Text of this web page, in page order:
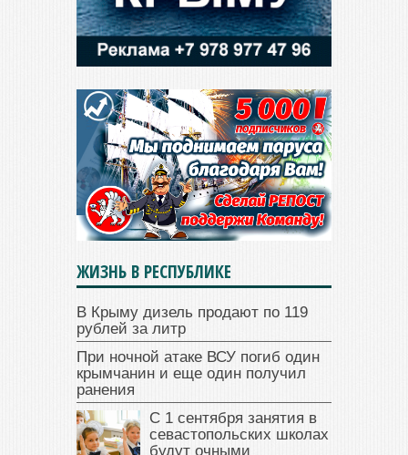
ЖИЗНЬ В РЕСПУБЛИКЕ
В Крыму дизель продают по 119
рублей за литр
При ночной атаке ВСУ погиб один
крымчанин и еще один получил
ранения
С 1 сентября занятия в
севастопольских школах
будут очными